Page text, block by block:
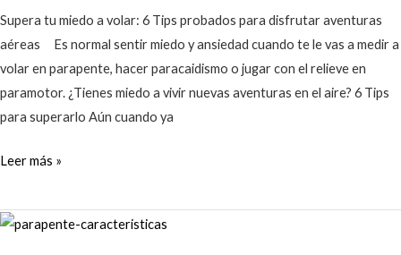
Supera tu miedo a volar: 6 Tips probados para disfrutar aventuras
aéreas Es normal sentir miedo y ansiedad cuando te le vas a medir a
volar en parapente, hacer paracaidismo o jugar con el relieve en
paramotor. ¿Tienes miedo a vivir nuevas aventuras en el aire? 6 Tips
para superarlo Aún cuando ya
Tips
probados
para
disfrutar
Leer más »
¿Conoces